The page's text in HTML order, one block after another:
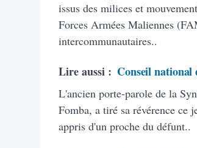
issus des milices et
Forces Armées Maliennes
intercommunautaires..
Lire aussi : Conseil national
L'ancien porte-parole de la
Fomba, a tiré sa révérence ce
appris d'un proche du défunt..